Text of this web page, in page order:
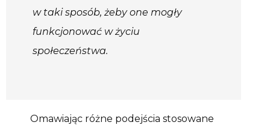
w taki sposób, żeby one mogły
funkcjonować w życiu
społeczeństwa.
Omawiając różne podejścia stosowane